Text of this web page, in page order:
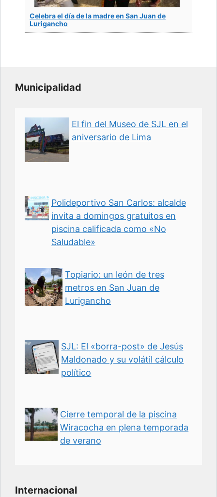
Celebra el día de la madre en San Juan de
Lurigancho
Municipalidad
El fin del Museo de SJL en el
aniversario de Lima
Polideportivo San Carlos: alcalde
invita a domingos gratuitos en
piscina calificada como «No
Saludable»
Topiario: un león de tres
metros en San Juan de
Lurigancho
SJL: El «borra-post» de Jesús
Maldonado y su volátil cálculo
político
Cierre temporal de la piscina
Wiracocha en plena temporada
de verano
Internacional